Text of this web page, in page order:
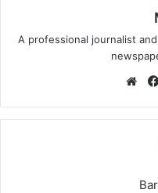
A professional journalist
We
te